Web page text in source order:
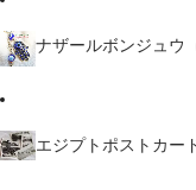
ナザールボンジュウ
エジプトポストカー